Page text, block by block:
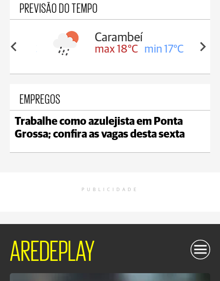
PREVISÃO DO TEMPO
18°C
Carambeí
max 18°C min 17°C
EMPREGOS
Trabalhe como azulejista em Ponta
Grossa; confira as vagas desta sexta
PUBLICIDADE
AREDEPLAY